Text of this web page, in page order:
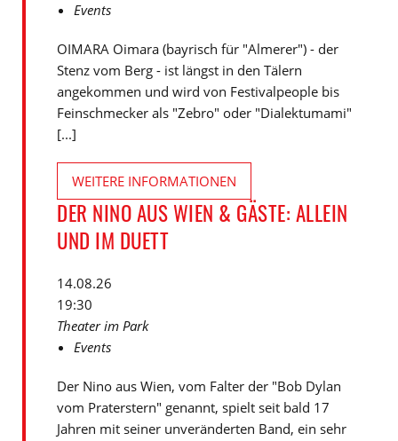
Events
OIMARA Oimara (bayrisch für "Almerer") - der
Stenz vom Berg - ist längst in den Tälern
angekommen und wird von Festivalpeople bis
Feinschmecker als "Zebro" oder "Dialektumami"
[...]
WEITERE INFORMATIONEN
DER NINO AUS WIEN & GÄSTE: ALLEIN
UND IM DUETT
14.08.26
19:30
Theater im Park
Events
Der Nino aus Wien, vom Falter der "Bob Dylan
vom Praterstern" genannt, spielt seit bald 17
Jahren mit seiner unveränderten Band, ein sehr